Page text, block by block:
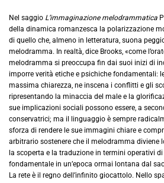
Nel saggio L’immaginazione melodrammatica
della dinamica romanzesca la polarizzazione
di quello che, almeno in letteratura, suona
melodramma. In realtà, dice Brooks, «come
melodramma si preoccupa fin dai suoi inizi di
imporre verità etiche e psichiche fondamentali:
massima chiarezza, ne inscena i conflitti e gli
ripresentando la minaccia del male e la
sue implicazioni sociali possono essere, a
conservatrici; ma il linguaggio è sempre
sforza di rendere le sue immagini chiare e
arbitrario sostenere che il melodramma diviene
la scoperta e la traduzione in termini operativi
fondamentale in un’epoca ormai lontana dal
La rete è il regno dell’infinito giocattolo. Nello